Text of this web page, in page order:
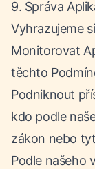
9. Správa
Vyhrazujeme
Monitorovat
těchto
Podniknout
kdo podle
zákon nebo
Podle našeho